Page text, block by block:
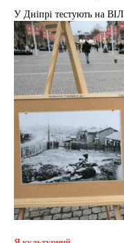
У Дніпрі тестують на